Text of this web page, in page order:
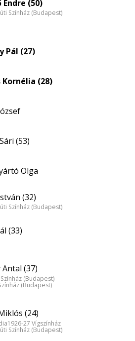
Endre (50)
Színház (Budapest)
Pál (27)
Kornélia (28)
(53)
Olga
(32)
Színház (Budapest)
(33)
(37)
(Budapest)
(Budapest)
(24)
27 Vígszínház
Színház (Budapest)